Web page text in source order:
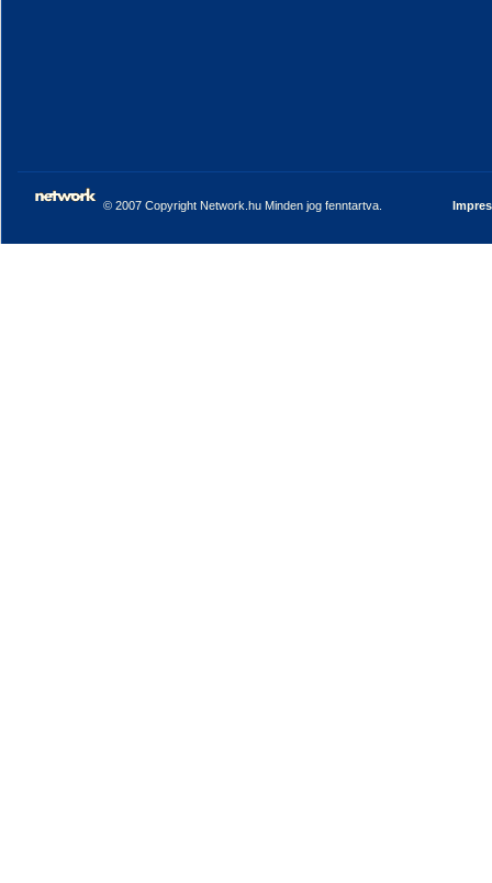
© 2007 Copyright Network.hu Minden jog fenntartva.